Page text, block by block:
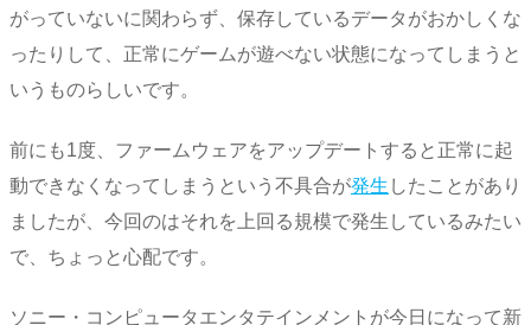
がっていないに関わらず、保存しているデータがおかしくな
ったりして、正常にゲームが遊べない状態になってしまうと
いうものらしいです。
前にも1度、ファームウェアをアップデートすると正常に起
動できなくなってしまうという不具合が発生 したことがあり
ましたが、今回のはそれを上回る規模で発生しているみたい
で、ちょっと心配です。
ソニー・コンピュータエンタテインメントが今日になって新